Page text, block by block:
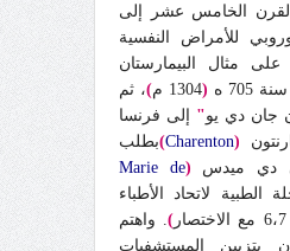
الخامس عشر إلى
للأمراض النفسية
مثال البيمارستان
ه
(1304 م )، ثم
جان دي يو" إلى فرنسا
(
Charenton
)بطلب
دي ميدس (
Marie de
الطبية لاتحاد الأطباء
). واهتم
بتزيين المستشفيات